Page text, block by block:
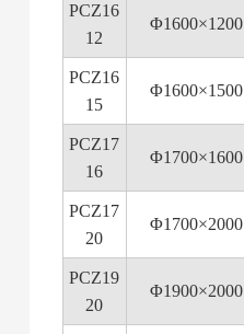
PCZ16
12
Φ1600×1200
PCZ16
15
Φ1600×1500
PCZ17
16
Φ1700×1600
PCZ17
20
Φ1700×2000
PCZ19
20
Φ1900×2000